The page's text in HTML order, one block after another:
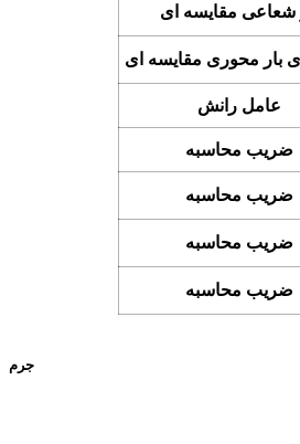
شعاعی مقایسه ای
بار محوری مقایسه ای
عامل رانش
ضریب محاسبه
ضریب محاسبه
ضریب محاسبه
ضریب محاسبه
جرم